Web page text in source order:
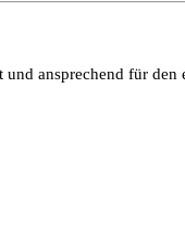
ansprechend für